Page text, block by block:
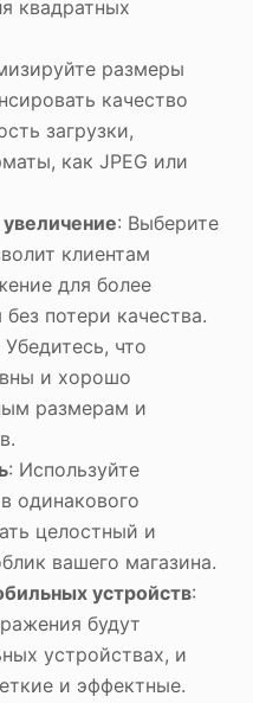
квадратных
размеры
качество
загрузки,
как JPEG или
: Выберите
клиентам
для более
потери качества.
Убедитесь, что
и хорошо
размерам и
: Используйте
одинакового
целостный и
вашего магазина.
устройств:
будут
устройствах, и
и эффектные.